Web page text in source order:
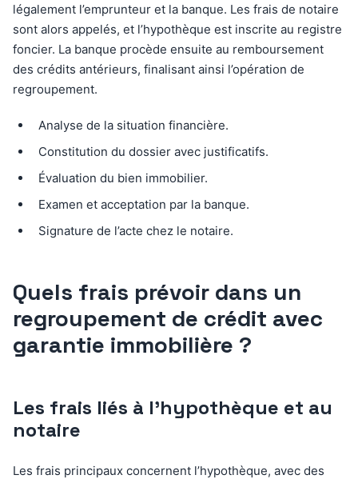
légalement l’emprunteur et la banque. Les frais de notaire
sont alors appelés, et l’hypothèque est inscrite au registre
foncier. La banque procède ensuite au remboursement
des crédits antérieurs, finalisant ainsi l’opération de
regroupement.
Analyse de la situation financière.
Constitution du dossier avec justificatifs.
Évaluation du bien immobilier.
Examen et acceptation par la banque.
Signature de l’acte chez le notaire.
Quels frais prévoir dans un
regroupement de crédit avec
garantie immobilière ?
Les frais liés à l’hypothèque et au
notaire
Les frais principaux concernent l’hypothèque, avec des